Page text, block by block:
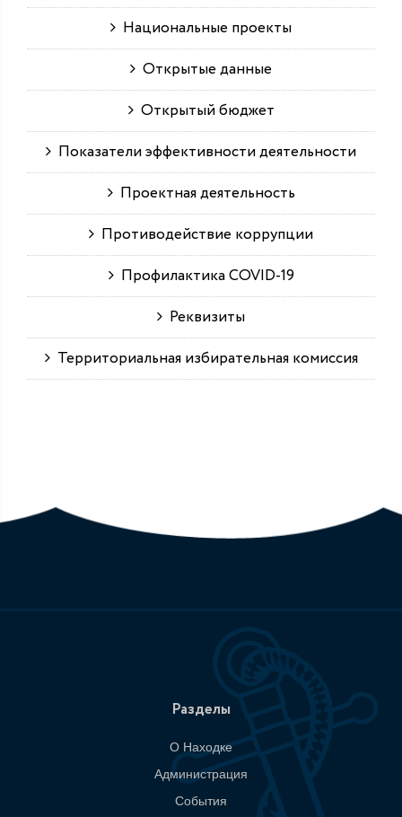
Национальные проекты
Открытые данные
Открытый бюджет
Показатели эффективности деятельности
Проектная деятельность
Противодействие коррупции
Профилактика COVID-19
Реквизиты
Территориальная избирательная комиссия
Разделы
О Находке
Администрация
События